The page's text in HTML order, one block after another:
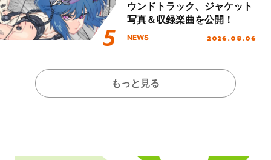
ウンドトラック、ジャケット
写真＆収録楽曲を公開！
NEWS 2026.08.06
もっと見る